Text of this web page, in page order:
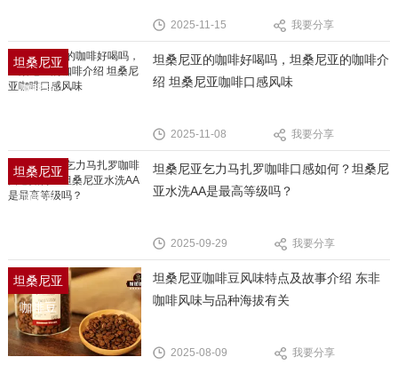
2025-11-15 我要分享
坦桑尼亚
咖啡豆
坦桑尼亚的咖啡好喝吗，坦桑尼亚的咖啡介
绍 坦桑尼亚咖啡口感风味
2025-11-08 我要分享
坦桑尼亚
咖啡豆
坦桑尼亚乞力马扎罗咖啡口感如何？坦桑尼
亚水洗AA是最高等级吗？
2025-09-29 我要分享
坦桑尼亚
咖啡豆
坦桑尼亚咖啡豆风味特点及故事介绍 东非
咖啡风味与品种海拔有关
2025-08-09 我要分享